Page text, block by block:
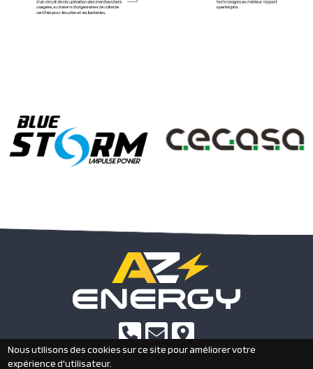
Nous utilisons des cookies sur ce site pour améliorer votre
expérience d'utilisateur.